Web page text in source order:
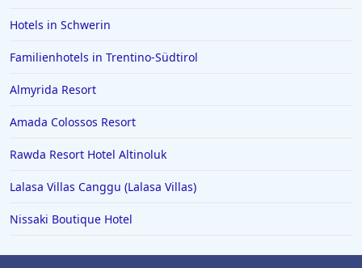
Hotels in Stralsund
Hotels in Warendorf
Hotels in Paderborn
Hotels in Sankt Anton im Montafon
Hotels in Miami
Hotels in Schwerin
Familienhotels in Trentino-Südtirol
Almyrida Resort
Amada Colossos Resort
Rawda Resort Hotel Altinoluk
Lalasa Villas Canggu (Lalasa Villas)
Nissaki Boutique Hotel